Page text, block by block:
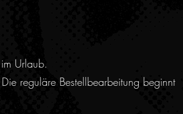
Urlaub.
reguläre Bestellbearbeitung beginnt